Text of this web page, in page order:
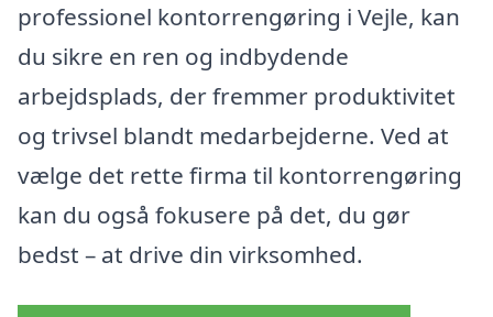
professionel kontorrengøring i Vejle, kan
du sikre en ren og indbydende
arbejdsplads, der fremmer produktivitet
og trivsel blandt medarbejderne. Ved at
vælge det rette firma til kontorrengøring
kan du også fokusere på det, du gør
bedst – at drive din virksomhed.